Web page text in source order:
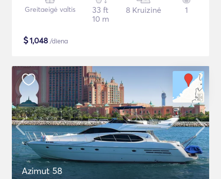
Greitaeigė valtis
33 ft
10 m
8 Kruizinė 1
$1,048 /diena
Azimut 58